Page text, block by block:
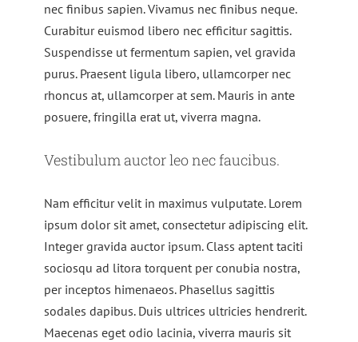
nec finibus sapien. Vivamus nec finibus neque.
Curabitur euismod libero nec efficitur sagittis.
Suspendisse ut fermentum sapien, vel gravida
purus. Praesent ligula libero, ullamcorper nec
rhoncus at, ullamcorper at sem. Mauris in ante
posuere, fringilla erat ut, viverra magna.
Vestibulum auctor leo nec faucibus.
Nam efficitur velit in maximus vulputate. Lorem
ipsum dolor sit amet, consectetur adipiscing elit.
Integer gravida auctor ipsum. Class aptent taciti
sociosqu ad litora torquent per conubia nostra,
per inceptos himenaeos. Phasellus sagittis
sodales dapibus. Duis ultrices ultricies hendrerit.
Maecenas eget odio lacinia, viverra mauris sit